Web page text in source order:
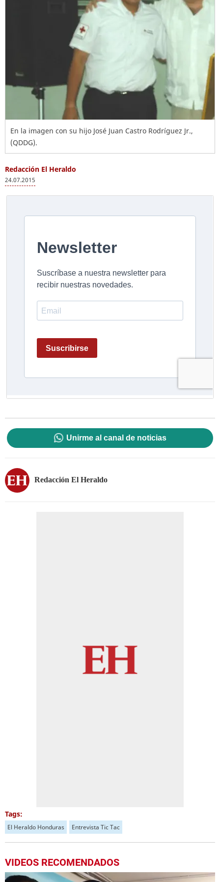
En la imagen con su hijo José Juan Castro Rodríguez Jr.,
(QDDG).
Redacción El Heraldo
24.07.2015
Unirme al canal de noticias
Redacción El Heraldo
Tags:
El Heraldo Honduras Entrevista Tic Tac
VIDEOS RECOMENDADOS